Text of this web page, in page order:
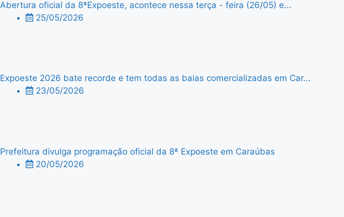
Abertura oficial da 8ªExpoeste, acontece nessa terça - feira (26/05) e...
25/05/2026
Expoeste 2026 bate recorde e tem todas as baias comercializadas em Car...
23/05/2026
Prefeitura divulga programação oficial da 8ª Expoeste em Caraúbas
20/05/2026